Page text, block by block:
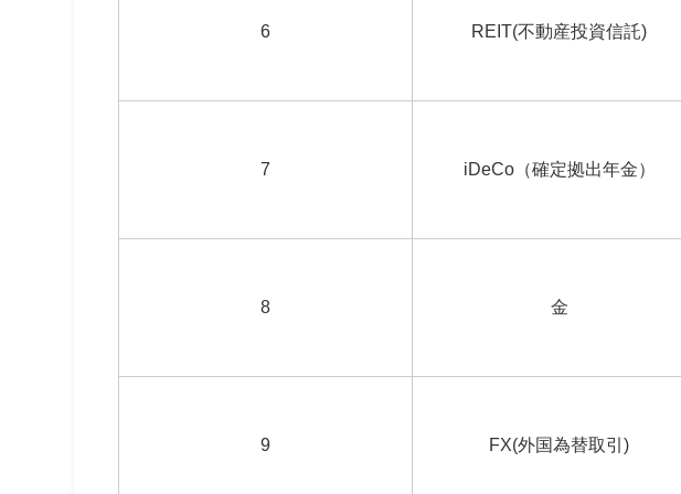
6 REIT(不動産投資信託)
7 iDeCo（確定拠出年金）
8 金
9 FX(外国為替取引)